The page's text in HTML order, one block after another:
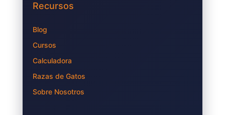
Recursos
Blog
Cursos
Calculadora
Razas de Gatos
Sobre Nosotros